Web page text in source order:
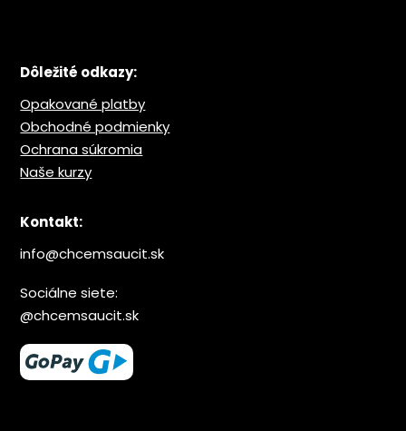
Dôležité odkazy:
Opakované platby
Obchodné podmienky
Ochrana súkromia
Naše kurzy
Kontakt:
info@chcemsaucit.sk
Sociálne siete:
@chcemsaucit.sk